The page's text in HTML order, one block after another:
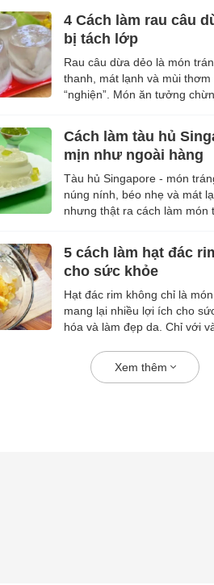
4 Cách làm rau câu
bị tách lớp
Rau câu dừa dẻo là món
thanh, mát lạnh và mùi
“nghiện”. Món ăn tưởng
Cách làm tàu hủ
mịn như ngoài hàng
Tàu hủ Singapore - món
núng nính, béo nhẹ và mát
nhưng thật ra cách làm món
5 cách làm hạt đác
cho sức khỏe
Hạt đác rim không chỉ là
mang lại nhiều lợi ích cho
hóa và làm đẹp da. Chỉ với
Xem thêm